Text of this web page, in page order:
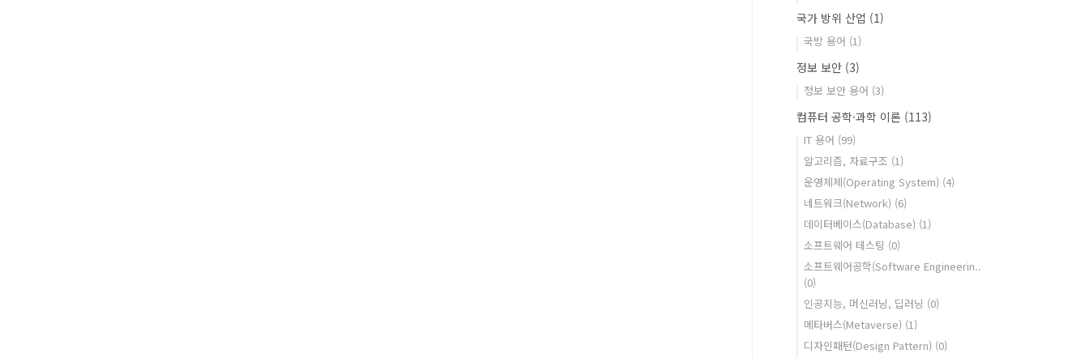
국가 방위 산업 (1)
국방 용어 (1)
정보 보안 (3)
정보 보안 용어 (3)
컴퓨터 공학·과학 이론 (113)
IT 용어 (99)
알고리즘, 자료구조 (1)
운영체제(Operating System) (4)
네트워크(Network) (6)
데이터베이스(Database) (1)
소프트웨어 테스팅 (0)
소프트웨어공학(Software Engineerin..
(0)
인공지능, 머신러닝, 딥러닝 (0)
메타버스(Metaverse) (1)
디자인패턴(Design Pattern) (0)